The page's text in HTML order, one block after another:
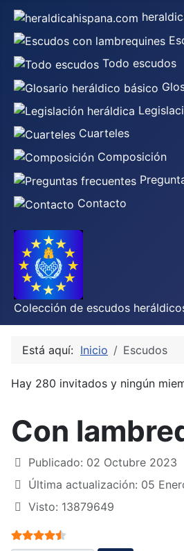
Todo escudos
Cuarteles
Composición
Contacto
Colección de escudos
Está aquí: Inicio Escudos
Hay 280 invitados y ningún
Con
Publicado: 02 Octubre 2023
Última actualización: 05
Visto: 13879649
Ratio:4.5/